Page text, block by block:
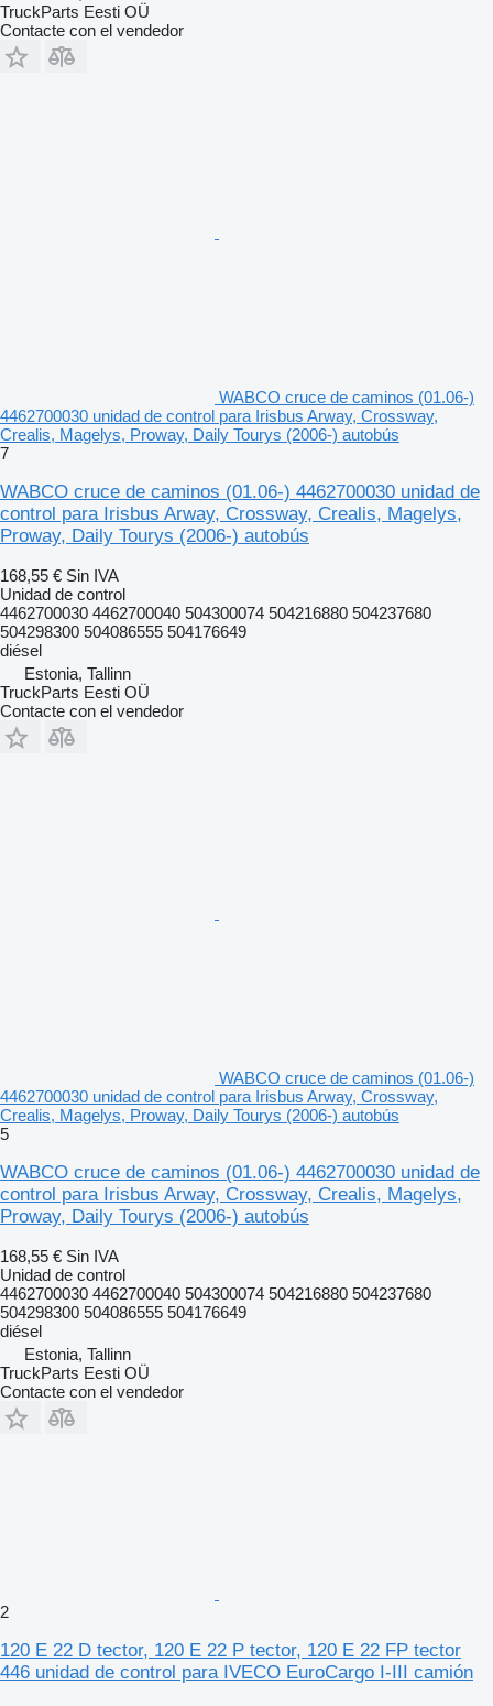
TruckParts Eesti OÜ
Contacte con el vendedor
WABCO cruce de caminos (01.06-)
4462700030 unidad de control para Irisbus Arway, Crossway,
Crealis, Magelys, Proway, Daily Tourys (2006-) autobús
7
WABCO cruce de caminos (01.06-) 4462700030 unidad de
control para Irisbus Arway, Crossway, Crealis, Magelys,
Proway, Daily Tourys (2006-) autobús
168,55 € Sin IVA
Unidad de control
4462700030 4462700040 504300074 504216880 504237680
504298300 504086555 504176649
diésel
Estonia, Tallinn
TruckParts Eesti OÜ
Contacte con el vendedor
WABCO cruce de caminos (01.06-)
4462700030 unidad de control para Irisbus Arway, Crossway,
Crealis, Magelys, Proway, Daily Tourys (2006-) autobús
5
WABCO cruce de caminos (01.06-) 4462700030 unidad de
control para Irisbus Arway, Crossway, Crealis, Magelys,
Proway, Daily Tourys (2006-) autobús
168,55 € Sin IVA
Unidad de control
4462700030 4462700040 504300074 504216880 504237680
504298300 504086555 504176649
diésel
Estonia, Tallinn
TruckParts Eesti OÜ
Contacte con el vendedor
2
120 E 22 D tector, 120 E 22 P tector, 120 E 22 FP tector
446 unidad de control para IVECO EuroCargo I-III camión